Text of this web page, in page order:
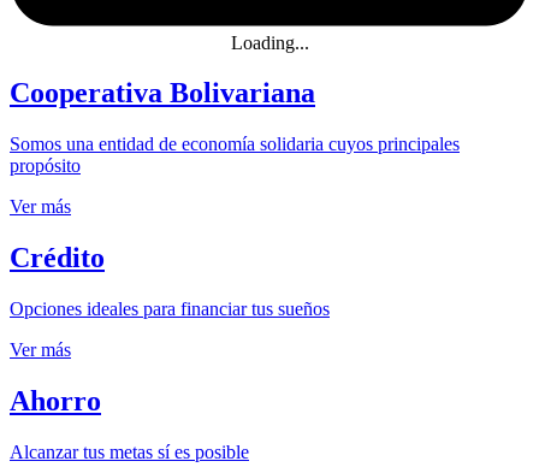
Loading...
Cooperativa Bolivariana
Somos una entidad de economía solidaria cuyos principales
propósito
Ver más
Crédito
Opciones ideales para financiar tus sueños
Ver más
Ahorro
Alcanzar tus metas sí es posible